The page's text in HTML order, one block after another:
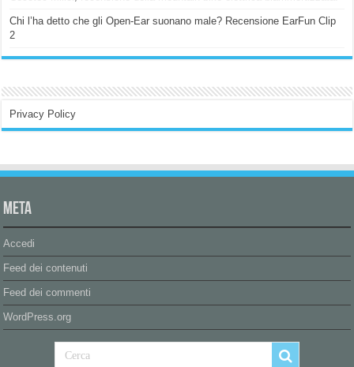
Chi l’ha detto che gli Open-Ear suonano male? Recensione EarFun Clip
2
Privacy Policy
Meta
Accedi
Feed dei contenuti
Feed dei commenti
WordPress.org